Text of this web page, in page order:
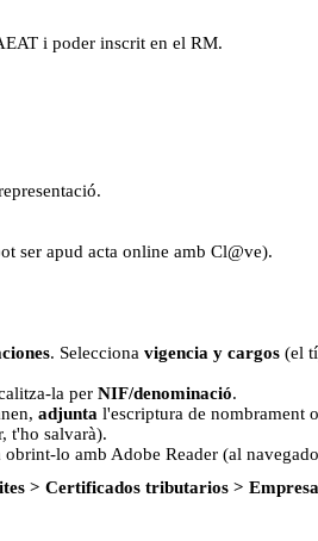
i poder inscrit en el RM.
ser apud acta online amb Cl@ve).
. Selecciona vigencia y cargos (el
la per NIF/denominació.
adjunta l'escriptura de nombrament
t'ho salvarà).
obrint-lo amb Adobe Reader (al
> Certificados tributarios >